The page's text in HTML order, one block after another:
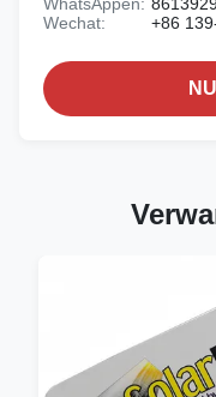
WhatsAppen:
Wechat:
+86